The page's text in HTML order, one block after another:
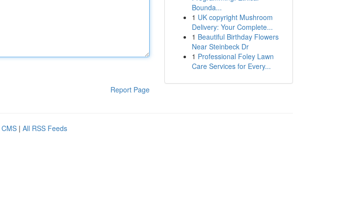
Report Page
Bounda...
1 UK copyright Mushroom
Delivery: Your Complete...
1 Beautiful Birthday Flowers
Near Steinbeck Dr
1 Professional Foley Lawn
Care Services for Every...
| All RSS Feeds